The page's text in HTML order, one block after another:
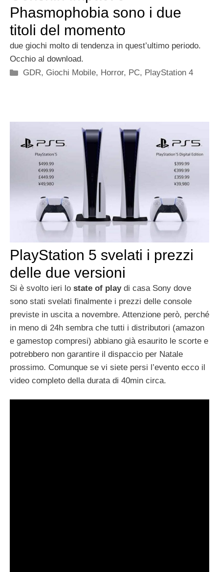
Phasmophobia sono i due
titoli del momento
due giochi molto di tendenza in quest’ultimo periodo.
Occhio al download.
Categorie
GDR, Giochi Mobile, Horror, PC, PlayStation 4
PlayStation 5 svelati i prezzi
delle due versioni
Si è svolto ieri lo state of playdi casa Sony dove
sono stati svelati finalmente i prezzi delle console
previste in uscita a novembre. Attenzione però, perché
in meno di 24h sembra che tutti i distributori (amazon
e gamestop compresi) abbiano già esaurito le scorte e
potrebbero non garantire il dispaccio per Natale
prossimo. Comunque se vi siete persi l’evento ecco il
video completo della durata di 40min circa.